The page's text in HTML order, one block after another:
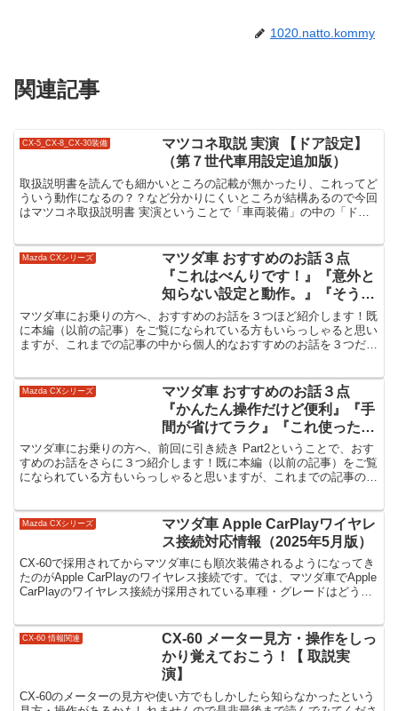
1020.natto.kommy
関連記事
CX-5_CX-8_CX-30装備
マツコネ取説 実演 【ドア設定】
（第７世代車用設定追加版）
取扱説明書を読んでも細かいところの記載が無かったり、これってど
ういう動作になるの？？など分かりにくいところが結構あるので今回
はマツコネ取扱説明書 実演ということで「車両装備」の中の「ドア
Mazda CXシリーズ
マツダ車 おすすめのお話３点
『これはべんりです！』『意外と
知らない設定と動作。』『そうい
うことだったのね！？』
マツダ車にお乗りの方へ、おすすめのお話を３つほど紹介します！既
に本編（以前の記事）をご覧になられている方もいらっしゃると思い
ますが、これまでの記事の中から個人的なおすすめのお話を３つだけ
Mazda CXシリーズ
マツダ車 おすすめのお話３点
『かんたん操作だけど便利』『手
間が省けてラク』『これ使ったほ
うが安全』
マツダ車にお乗りの方へ、前回に引き続き Part2ということで、おす
すめのお話をさらに３つ紹介します！既に本編（以前の記事）をご覧
になられている方もいらっしゃると思いますが、これまでの記事の中
Mazda CXシリーズ
マツダ車 Apple CarPlayワイヤレ
ス接続対応情報（2025年5月版）
CX-60で採用されてからマツダ車にも順次装備されるようになってき
たのがApple CarPlayのワイヤレス接続です。では、マツダ車でApple
CarPlayのワイヤレス接続が採用されている車種・グレードはどうな
CX-60 情報関連
CX-60 メーター見方・操作をしっ
かり覚えておこう！【 取説実
演】
CX-60のメーターの見方や使い方でもしかしたら知らなかったという